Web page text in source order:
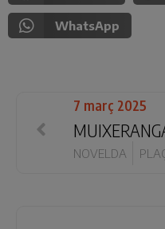
WhatsApp
7 març 2025
NOVELDA